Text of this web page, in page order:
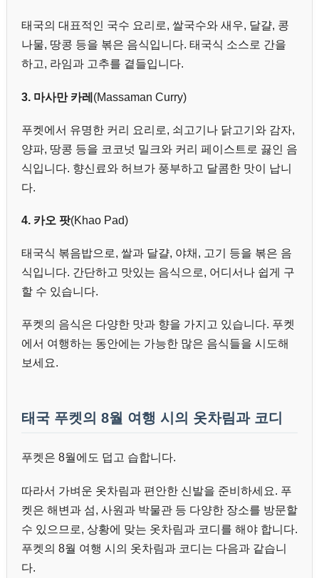
태국의 대표적인 국수 요리로, 쌀국수와 새우, 달걀, 콩
나물, 땅콩 등을 볶은 음식입니다. 태국식 소스로 간을
하고, 라임과 고추를 곁들입니다.
3. 마사만 카레 (Massaman Curry)
푸켓에서 유명한 커리 요리로, 쇠고기나 닭고기와 감자,
양파, 땅콩 등을 코코넛 밀크와 커리 페이스트로 끓인 음
식입니다. 향신료와 허브가 풍부하고 달콤한 맛이 납니
다.
4. 카오 팟(Khao Pad)
태국식 볶음밥으로, 쌀과 달걀, 야채, 고기 등을 볶은 음
식입니다. 간단하고 맛있는 음식으로, 어디서나 쉽게 구
할 수 있습니다.
푸켓의 음식은 다양한 맛과 향을 가지고 있습니다. 푸켓
에서 여행하는 동안에는 가능한 많은 음식들을 시도해
보세요.
태국 푸켓의 8월 여행 시의 옷차림과 코디
푸켓은 8월에도 덥고 습합니다.
따라서 가벼운 옷차림과 편안한 신발을 준비하세요. 푸
켓은 해변과 섬, 사원과 박물관 등 다양한 장소를 방문할
수 있으므로, 상황에 맞는 옷차림과 코디를 해야 합니다.
푸켓의 8월 여행 시의 옷차림과 코디는 다음과 같습니
다.